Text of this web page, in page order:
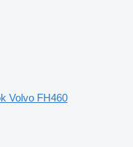
Volvo FH460